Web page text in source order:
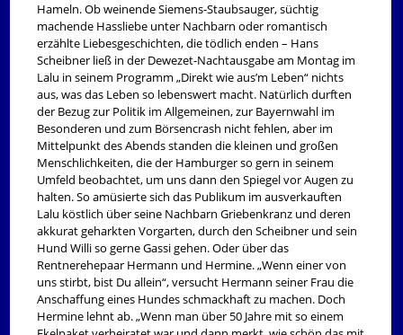
Hameln. Ob weinende Siemens-Staubsauger, süchtig
machende Hassliebe unter Nachbarn oder romantisch
erzählte Liebesgeschichten, die tödlich enden – Hans
Scheibner ließ in der Dewezet-Nachtausgabe am Montag im
Lalu in seinem Programm „Direkt wie aus’m Leben“ nichts
aus, was das Leben so lebenswert macht. Natürlich durften
der Bezug zur Politik im Allgemeinen, zur Bayernwahl im
Besonderen und zum Börsencrash nicht fehlen, aber im
Mittelpunkt des Abends standen die kleinen und großen
Menschlichkeiten, die der Hamburger so gern in seinem
Umfeld beobachtet, um uns dann den Spiegel vor Augen zu
halten. So amüsierte sich das Publikum im ausverkauften
Lalu köstlich über seine Nachbarn Griebenkranz und deren
akkurat geharkten Vorgarten, durch den Scheibner und sein
Hund Willi so gerne Gassi gehen. Oder über das
Rentnerehepaar Hermann und Hermine. „Wenn einer von
uns stirbt, bist Du allein“, versucht Hermann seiner Frau die
Anschaffung eines Hundes schmackhaft zu machen. Doch
Hermine lehnt ab. „Wenn man über 50 Jahre mit so einem